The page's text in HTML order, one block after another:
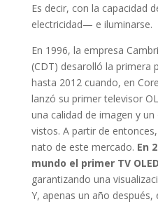
Es decir, con la capacidad
electricidad— e iluminarse.
En 1996, la empresa
(CDT) desarolló la primera
hasta 2012 cuando, en
lanzó su primer televisor
una calidad de imagen y
vistos. A partir de
nato de este mercado. En
mundo el primer TV
garantizando una
Y, apenas un año